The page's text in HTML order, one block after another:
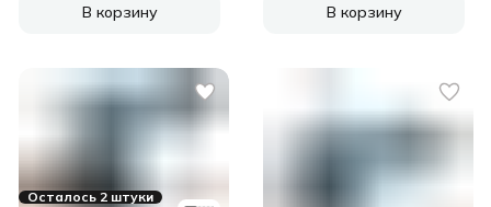
В корзину В корзину
Осталось 2 штуки